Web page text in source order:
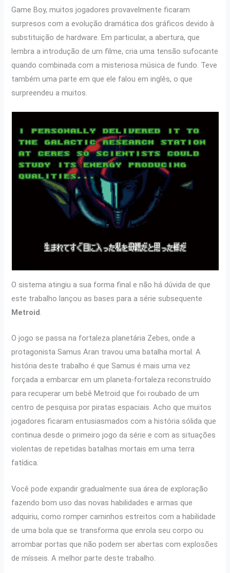
Game Boy, muitos jogadores provavelmente ficaram
surpresos com a evolução dramática dos gráficos devido à
substituição de hardware. Em particular, a abertura, que
lembra a introdução de um filme, cria uma tensão sufocante
quando combinada com a misteriosa música de fundo. Teve
também uma parte em que ele falou em inglês, o que
surpreendeu a muitos.
O sistema atingiu a sua forma final e não há dúvida de que
este trabalho lançou as bases para a série subsequente
Metroid.
O jogo se passa na fortaleza planetária Zebes, onde a
protagonista Samus Aran travou uma batalha mortal. A
história deste trabalho é que Samus é mais uma vez
forçada a embarcar em um planeta-fortaleza reconstruído
para recuperar um bebê Metroid que foi roubado de um
centro de pesquisa por piratas espaciais. Acho que muitos
jogadores ficaram entusiasmados com a história sólida que
continua desde o primeiro jogo da série e com as situações
violentas de repetidas batalhas mortais em uma terra
fatídica.
Você pode expandir gradualmente sua área de exploração
fazendo bom uso das novas habilidades e armas que
adquiriu, como romper caminhos estreitos com a habilidade
de uma bola que se transforma que enrola seu corpo ou
arrombar portas que não podem ser abertas com explosões
de mísseis. A melhor parte deste trabalho.